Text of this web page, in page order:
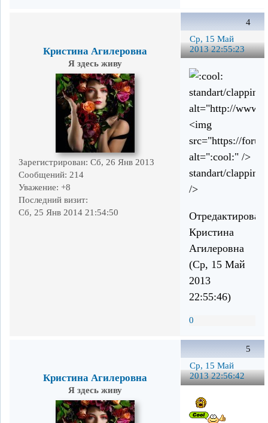
4
Ср, 15 Май
2013 22:55:23
Кристина Агилеровна
Я здесь живу
Зарегистрирован: Сб, 26 Янв 2013
Сообщений: 214
Уважение: +8
Последний визит:
Сб, 25 Янв 2014 21:54:50
standart/
alt="http://
<img
src="https://
alt=":cool:" />
standart/
/>
Кристина
Агилеровна
(Ср, 15 Май
2013
22:55:46)
0
5
Ср, 15 Май
2013 22:56:42
Кристина Агилеровна
Я здесь живу